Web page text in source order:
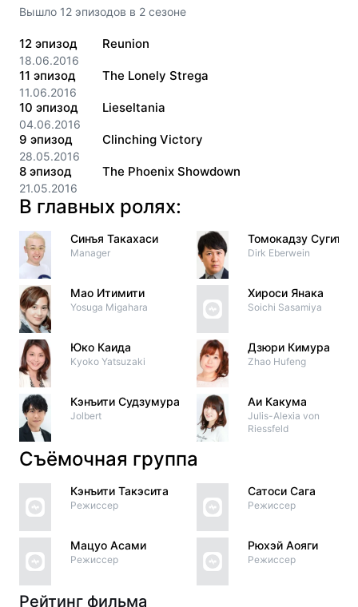
Вышло 12 эпизодов в 2 сезоне
12 эпизод
18.06.2016
Reunion
11 эпизод
11.06.2016
The Lonely Strega
10 эпизод
04.06.2016
Lieseltania
9 эпизод
28.05.2016
Clinching Victory
8 эпизод
21.05.2016
The Phoenix Showdown
В главных ролях:
Синъя Такахаси
Manager
Мао Итимити
Yosuga Migahara
Юко Каида
Kyoko Yatsuzaki
Кэнъити Судзумура
Jolbert
Томокадзу Сугита
Dirk Eberwein
Хироси Янака
Soichi Sasamiya
Дзюри Кимура
Zhao Hufeng
Аи Какума
Julis-Alexia von
Riessfeld
Съёмочная группа
Кэнъити Такэсита
Режиссер
Мацуо Асами
Режиссер
Сатоси Сага
Режиссер
Рюхэй Аояги
Режиссер
Рейтинг фильма